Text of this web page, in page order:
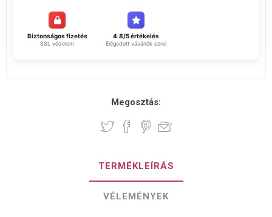
Biztonságos fizetés
SSL védelem
4.8/5 értékelés
Elégedett vásárlók ezrei
Megosztás:
TERMÉKLEÍRÁS
VÉLEMÉNYEK